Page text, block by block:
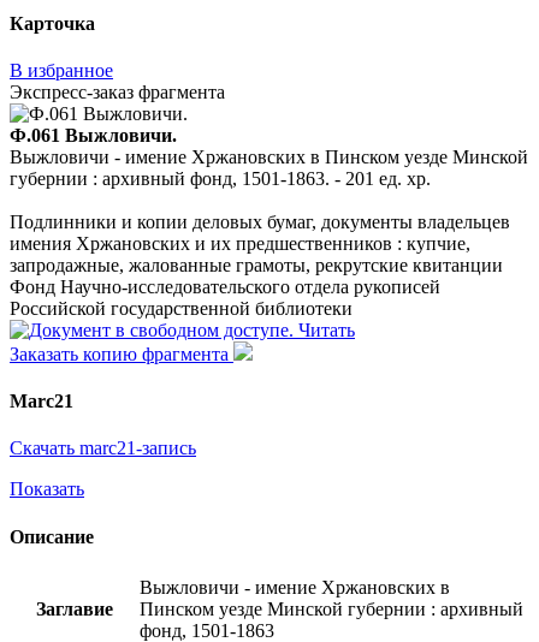
Карточка
В избранное
Экспресс-заказ фрагмента
Ф.061 Выжловичи.
Выжловичи - имение Хржановских в Пинском уезде Минской
губернии : архивный фонд, 1501-1863. - 201 ед. хр.
Подлинники и копии деловых бумаг, документы владельцев
имения Хржановских и их предшественников : купчие,
запродажные, жалованные грамоты, рекрутские квитанции
Фонд Научно-исследовательского отдела рукописей
Российской государственной библиотеки
Читать
Заказать копию фрагмента
Marc21
Скачать marc21-запись
Показать
Описание
Заглавие
Выжловичи - имение Хржановских в
Пинском уезде Минской губернии : архивный
фонд, 1501-1863